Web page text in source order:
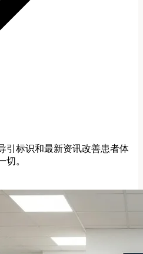
引标识和最新资讯改善患者体
切。